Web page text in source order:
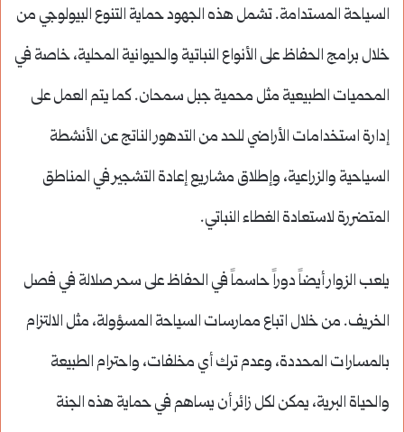
السياحة المستدامة. تشمل هذه الجهود حماية التنوع البيولوجي من
خلال برامج الحفاظ على الأنواع النباتية والحيوانية المحلية، خاصة في
المحميات الطبيعية مثل محمية جبل سمحان. كما يتم العمل على
إدارة استخدامات الأراضي للحد من التدهور الناتج عن الأنشطة
السياحية والزراعية، وإطلاق مشاريع إعادة التشجير في المناطق
المتضررة لاستعادة الغطاء النباتي.
يلعب الزوار أيضاً دوراً حاسماً في الحفاظ على سحر صلالة في فصل
الخريف. من خلال اتباع ممارسات السياحة المسؤولة، مثل الالتزام
بالمسارات المحددة، وعدم ترك أي مخلفات، واحترام الطبيعة
والحياة البرية، يمكن لكل زائر أن يساهم في حماية هذه الجنة